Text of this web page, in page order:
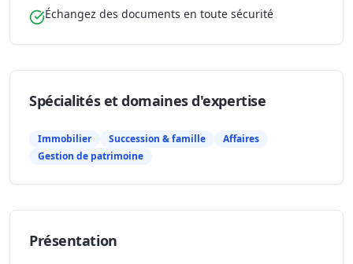
Échangez des documents en toute sécurité
Spécialités et domaines d'expertise
Immobilier Succession & famille
Affaires
Gestion de patrimoine
Présentation